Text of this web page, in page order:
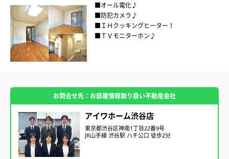
■オール電化♪
■防犯カメラ♪
■ＩＨクッキングヒーター！
■ＴＶモニターホン♪
お問合せ先：お部屋情報取り扱い不動産会社
アイワホーム渋谷店
東京都渋谷区神南1丁目22番9号
JR山手線 渋谷駅 ハチ公口 徒歩2分